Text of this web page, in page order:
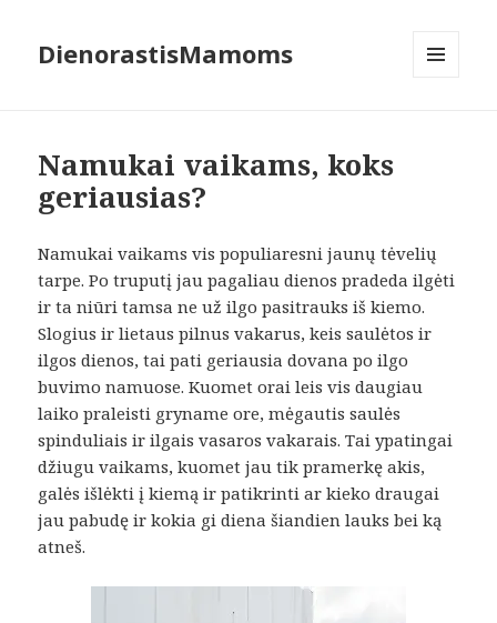
DienorastisMamoms
Namukai vaikams, koks
geriausias?
Namukai vaikams vis populiaresni jaunų tėvelių
tarpe. Po truputį jau pagaliau dienos pradeda ilgėti
ir ta niūri tamsa ne už ilgo pasitrauks iš kiemo.
Slogius ir lietaus pilnus vakarus, keis saulėtos ir
ilgos dienos, tai pati geriausia dovana po ilgo
buvimo namuose. Kuomet orai leis vis daugiau
laiko praleisti gryname ore, mėgautis saulės
spinduliais ir ilgais vasaros vakarais. Tai ypatingai
džiugu vaikams, kuomet jau tik pramerkę akis,
galės išlėkti į kiemą ir patikrinti ar kieko draugai
jau pabudę ir kokia gi diena šiandien lauks bei ką
atneš.